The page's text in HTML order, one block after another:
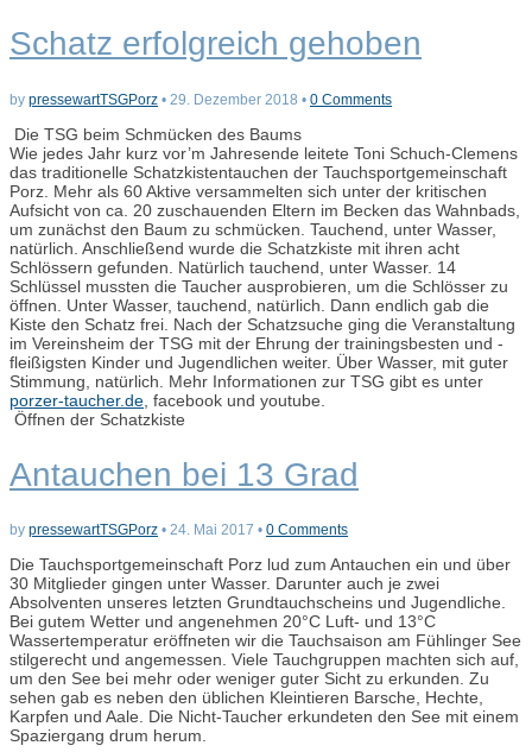
Schatz erfolgreich gehoben
by pressewartTSGPorz • 29. Dezember 2018 • 0 Comments
Die TSG beim Schmücken des Baums
Wie jedes Jahr kurz vor’m Jahresende leitete Toni Schuch-Clemens
das traditionelle Schatzkistentauchen der Tauchsportgemeinschaft
Porz. Mehr als 60 Aktive versammelten sich unter der kritischen
Aufsicht von ca. 20 zuschauenden Eltern im Becken das Wahnbads,
um zunächst den Baum zu schmücken. Tauchend, unter Wasser,
natürlich. Anschließend wurde die Schatzkiste mit ihren acht
Schlössern gefunden. Natürlich tauchend, unter Wasser. 14
Schlüssel mussten die Taucher ausprobieren, um die Schlösser zu
öffnen. Unter Wasser, tauchend, natürlich. Dann endlich gab die
Kiste den Schatz frei. Nach der Schatzsuche ging die Veranstaltung
im Vereinsheim der TSG mit der Ehrung der trainingsbesten und -
fleißigsten Kinder und Jugendlichen weiter. Über Wasser, mit guter
Stimmung, natürlich. Mehr Informationen zur TSG gibt es unter
porzer-taucher.de , facebook und youtube.
Öffnen der Schatzkiste
Antauchen bei 13 Grad
by pressewartTSGPorz • 24. Mai 2017 • 0 Comments
Die Tauchsportgemeinschaft Porz lud zum Antauchen ein und über
30 Mitglieder gingen unter Wasser. Darunter auch je zwei
Absolventen unseres letzten Grundtauchscheins und Jugendliche.
Bei gutem Wetter und angenehmen 20°C Luft- und 13°C
Wassertemperatur eröffneten wir die Tauchsaison am Fühlinger See
stilgerecht und angemessen. Viele Tauchgruppen machten sich auf,
um den See bei mehr oder weniger guter Sicht zu erkunden. Zu
sehen gab es neben den üblichen Kleintieren Barsche, Hechte,
Karpfen und Aale. Die Nicht-Taucher erkundeten den See mit einem
Spaziergang drum herum.